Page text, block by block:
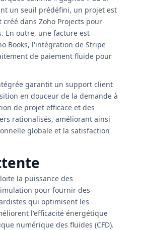
un seuil prédéfini, un projet est
dans Zoho Projects pour
En outre, une facture est
Books, l'intégration de Stripe
de paiement fluide pour
garantit un support client
en douceur de la demande à
de projet efficace et des
rationalisés, améliorant ainsi
globale et la satisfaction
la puissance des
pour fournir des
qui optimisent les
l'efficacité énergétique
numérique des fluides (CFD).